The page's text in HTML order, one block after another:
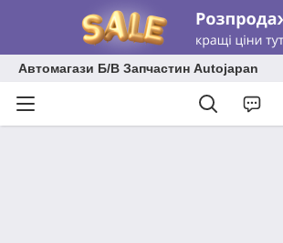
Автомагази Б/В Запчастин Autojapan